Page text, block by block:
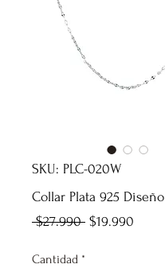
SKU: PLC-020W
Collar Plata 925 Diseño
$27.990 Precio
$19.990
Cantidad *